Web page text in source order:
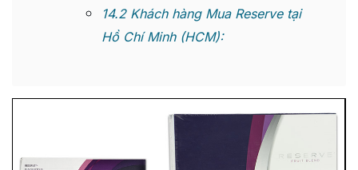
14.2Khách hàng Mua Reserve tại
Hồ Chí Minh (HCM):